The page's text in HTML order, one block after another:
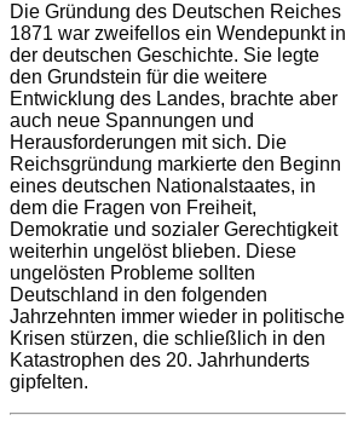
Die Gründung des Deutschen Reiches
1871 war zweifellos ein Wendepunkt in
der deutschen Geschichte. Sie legte
den Grundstein für die weitere
Entwicklung des Landes, brachte aber
auch neue Spannungen und
Herausforderungen mit sich. Die
Reichsgründung markierte den Beginn
eines deutschen Nationalstaates, in
dem die Fragen von Freiheit,
Demokratie und sozialer Gerechtigkeit
weiterhin ungelöst blieben. Diese
ungelösten Probleme sollten
Deutschland in den folgenden
Jahrzehnten immer wieder in politische
Krisen stürzen, die schließlich in den
Katastrophen des 20. Jahrhunderts
gipfelten.